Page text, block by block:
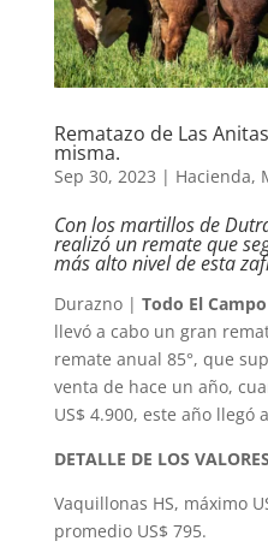
Rematazo de Las
misma.
Sep 30, 2023 | Hacienda,
Con los martillos de
realizó un remate que
más alto nivel de esta
Durazno | Todo El Campo
llevó a cabo un gran
remate anual 85°, que
venta de hace un año,
US$ 4.900, este año llegó
DETALLE DE LOS
Vaquillonas HS, máximo
promedio US$ 795.